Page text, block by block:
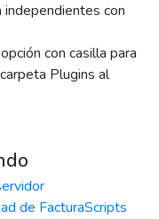
con
con casilla para
Plugins al
de FacturaScripts